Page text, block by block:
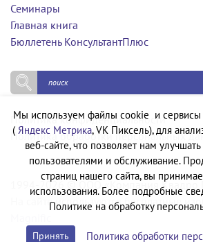
Семинары
Главная книга
Бюллетень КонсультантПлюс
Политика конфиденциальности
Политика обработки персональных
1994-2026 © ООО «Компания Квадро
На сайте используются бесплатные
Мы используем файлы cookie и сервисы
( Яндекс Метрика, VK Пиксель), для
веб-сайте, что позволяет нам
пользователями и обслуживание.
страниц нашего сайта, вы
использования. Более подробные
Политике на обработку
Принять Политика обработки